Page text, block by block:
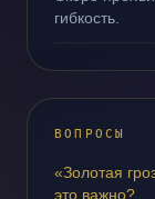
гибкость.
ВОПРОСЫ
«Золотая
это важно?